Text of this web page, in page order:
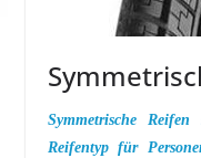
Symmetrische
Reifentyp für